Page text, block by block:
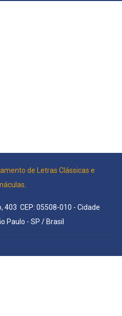
de Letras Clássicas e
403 CEP: 05508-010 - Cidade
Paulo - SP / Brasil